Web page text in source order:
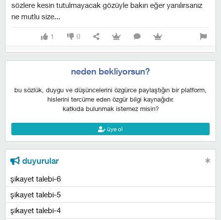
sözlere kesin tutulmayacak gözüyle bakın eğer yanılırsanız
ne mutlu size...
1 0
neden bekliyorsun?
bu sözlük, duygu ve düşüncelerini özgürce paylaştığın bir platform,
hislerini tercüme eden özgür bilgi kaynağıdır.
katkıda bulunmak istemez misin?
üye ol
duyurular
şikayet talebi-6
şikayet talebi-5
şikayet talebi-4